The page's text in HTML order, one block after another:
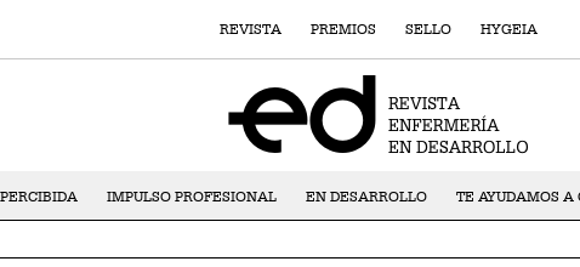
REVISTA PREMIOS SELLO HYGEIA
IMPULSO PROFESIONAL EN DESARROLLO TE AYUDAMOS A